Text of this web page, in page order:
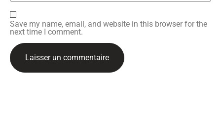
Save my name, email, and website in this browser for the
next time I comment.